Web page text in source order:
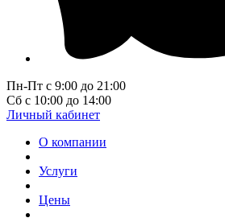
Пн-Пт с 9:00 до 21:00
Сб с 10:00 до 14:00
Личный кабинет
О компании
Услуги
Цены